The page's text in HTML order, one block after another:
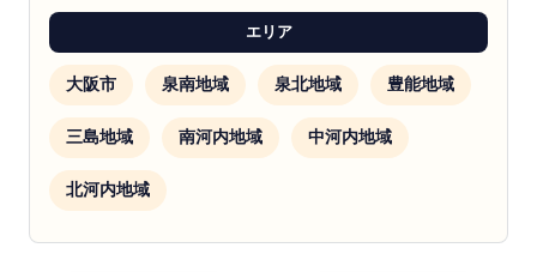
エリア
大阪市 泉南地域 泉北地域 豊能地域
三島地域 南河内地域 中河内地域
北河内地域